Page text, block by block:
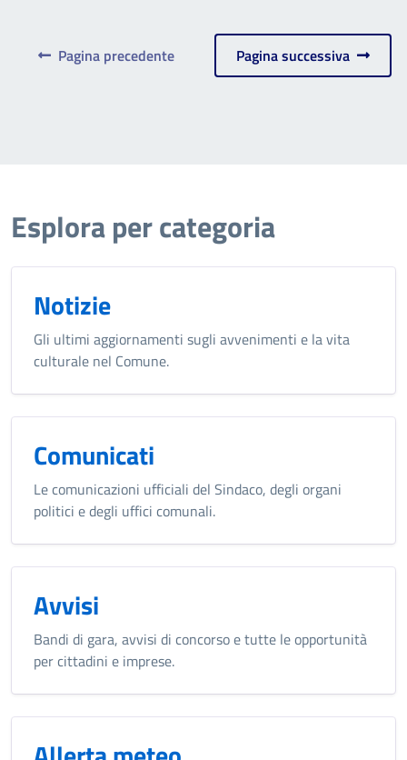
Pagina precedente Pagina successiva
Esplora per categoria
Notizie
Gli ultimi aggiornamenti sugli avvenimenti e la vita
culturale nel Comune.
Comunicati
Le comunicazioni ufficiali del Sindaco, degli organi
politici e degli uffici comunali.
Avvisi
Bandi di gara, avvisi di concorso e tutte le opportunità
per cittadini e imprese.